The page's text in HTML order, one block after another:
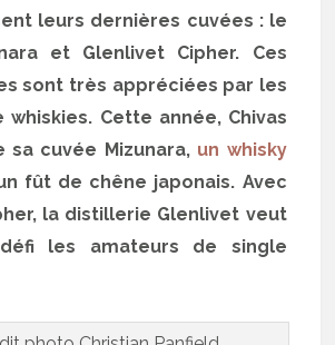
leurs dernières cuvées : le
et Glenlivet Cipher. Ces
sont très appréciées par les
whiskies. Cette année, Chivas
sa cuvée Mizunara, un whisky
fût de chêne japonais. Avec
la distillerie Glenlivet veut
les amateurs de single